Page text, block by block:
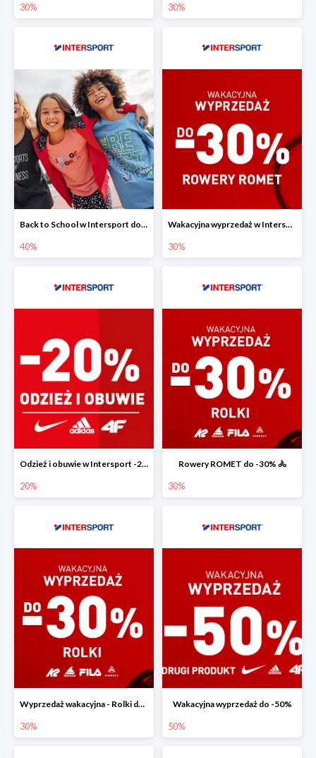
30% 30%
Back to School w Intersport do -40%
40%
Wakacyjna wyprzedaż w Intersport - rowery Romet do -30%
30%
Odzież i obuwie w Intersport -20%
20%
Rowery ROMET do -30% 🚴
30%
Wyprzedaż wakacyjna - Rolki do -30%
30%
Wakacyjna wyprzedaż do -50%
50%